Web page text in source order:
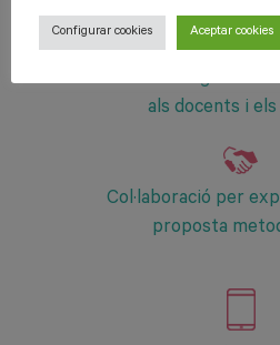
Formació digital i
als docents i els
Col·laboració per
proposta
Configurar cookies Aceptar cookies